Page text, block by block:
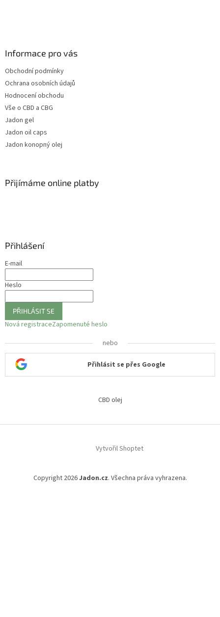
Informace pro vás
Obchodní podmínky
Ochrana osobních údajů
Hodnocení obchodu
Vše o CBD a CBG
Jadon gel
Jadon oil caps
Jadon konopný olej
Přijímáme online platby
Přihlášení
E-mail
Heslo
PŘIHLÁSIT SE
Nová registraceZapomenuté heslo
nebo
Přihlásit se přes Google
CBD olej
Vytvořil Shoptet
Copyright 2026Jadon.cz. Všechna práva vyhrazena.